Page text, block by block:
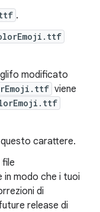
.
modificato
viene
carattere.
file
in modo che i tuoi
di
release di